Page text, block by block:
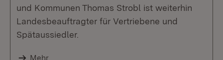
und Kommunen Thomas Strobl ist weiterhin
Landesbeauftragter für Vertriebene und
Spätaussiedler.
Mehr